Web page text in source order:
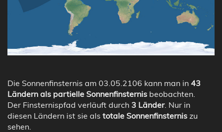
Die Sonnenfinsternis am 03.05.2106 kann man in 43
Ländern als partielle Sonnenfinsternis beobachten.
Der Finsternispfad verläuft durch 3 Länder. Nur in
diesen Ländern ist sie als totale Sonnenfinsternis zu
sehen.